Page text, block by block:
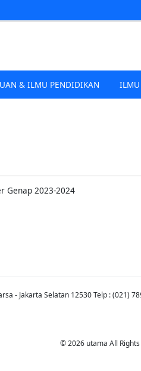
& ILMU PENDIDIKAN
Genap 2023-2024
- Jakarta Selatan 12530 Telp : (021)
© 2026 utama All Rights